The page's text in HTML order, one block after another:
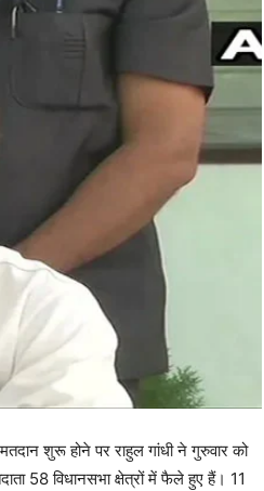
शुरू होने पर राहुल गांधी ने गुरुवार को
58 विधानसभा क्षेत्रों में फैले हुए हैं। 11